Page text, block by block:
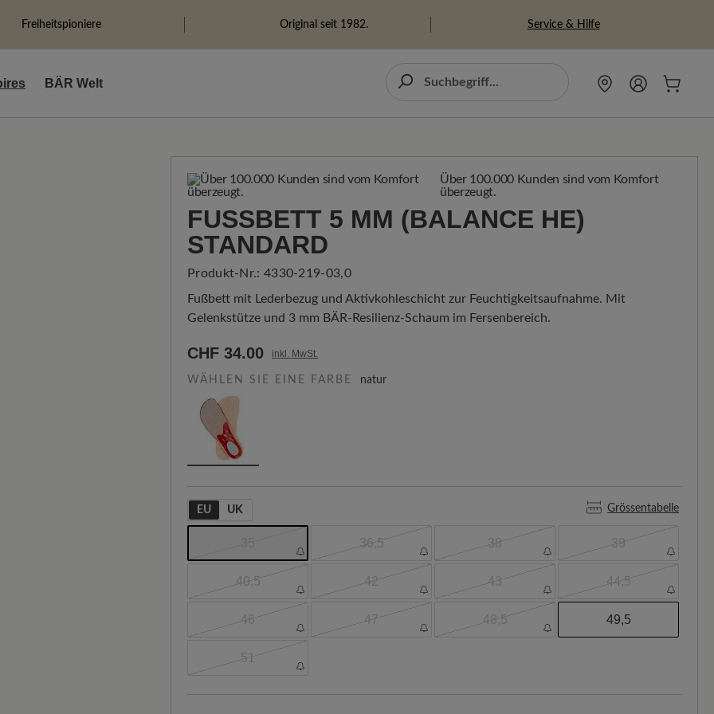
Freiheitspioniere Original seit 1982. Service & Hilfe
BÄR Welt
Über 100.000 Kunden sind vom Komfort
überzeugt.
FUSSBETT 5 MM (BALANCE HE) S
TANDARD
Produkt-Nr.: 4330-219-03,0
Fußbett mit Lederbezug und Aktivkohleschicht zur Feuchtigkeitsaufnahme. Mit
Gelenkstütze und 3 mm BÄR-Resilienz-Schaum im Fersenbereich.
CHF 34.00 inkl. MwSt.
WÄHLEN SIE EINE FARBE natur
EU UK Grössentabelle
36,5 38 39
40,5 42 43 44,5
46 47 48,5 49,5
51